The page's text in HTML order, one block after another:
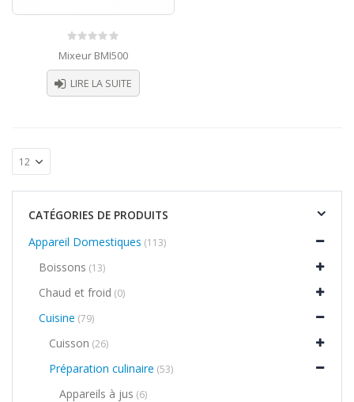
0
out
of
5
Mixeur BMI500
LIRE LA SUITE
CATÉGORIES DE PRODUITS
Appareil Domestiques (113)
Boissons (13)
Chaud et froid (0)
Cuisine (79)
Cuisson (26)
Préparation culinaire (53)
Appareils à jus (6)